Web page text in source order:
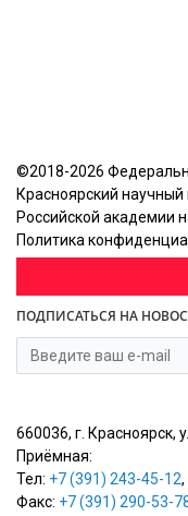
©2018-2026
Красноярский
Российской академии
Политика
ПОДПИСАТЬСЯ НА
660036, г. Красноярск,
Приёмная:
Тел: +7 (391) 243-45-12,
Факс: +7 (391) 290-53-